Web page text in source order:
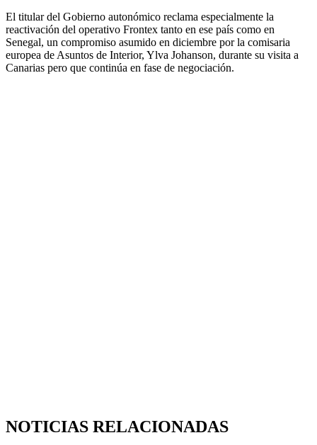
El titular del Gobierno autonómico reclama especialmente la
reactivación del operativo Frontex tanto en ese país como en
Senegal, un compromiso asumido en diciembre por la comisaria
europea de Asuntos de Interior, Ylva Johanson, durante su visita a
Canarias pero que continúa en fase de negociación.
NOTICIAS RELACIONADAS